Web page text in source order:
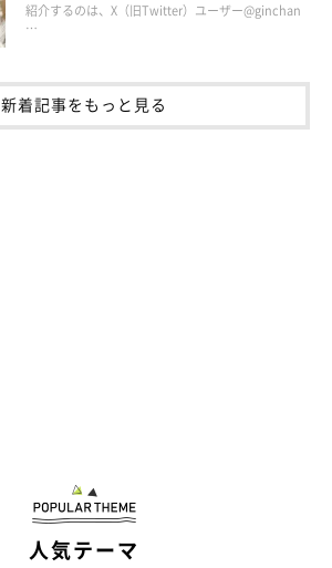
紹介するのは、X（旧Twitter）ユーザー@ginchan
…
新着記事をもっと見る
人気テーマ